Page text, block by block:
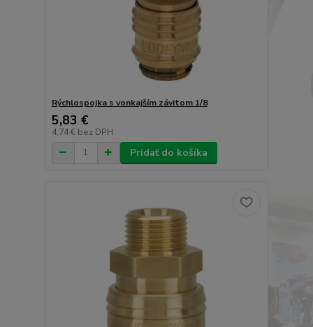
Rýchlospojka s vonkajším závitom 1/8
5,83 €
4,74 € bez DPH
Pridať do košíka